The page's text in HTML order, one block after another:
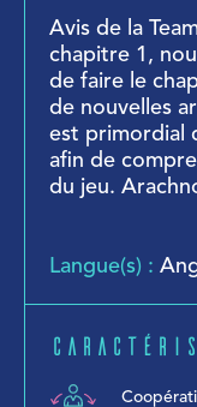
Avis de la
chapitre 1,
de faire le
de nouvelles
est primordial
afin de
du jeu.
Langue(s) :